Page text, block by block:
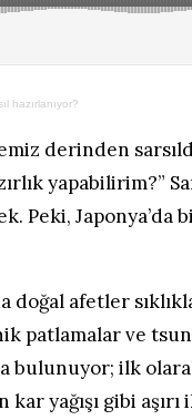
hazırlanıyor?
derinden
yapabilirim?”
Peki,
doğal afetler
patlamalar ve
ilk
kar yağışı gibi